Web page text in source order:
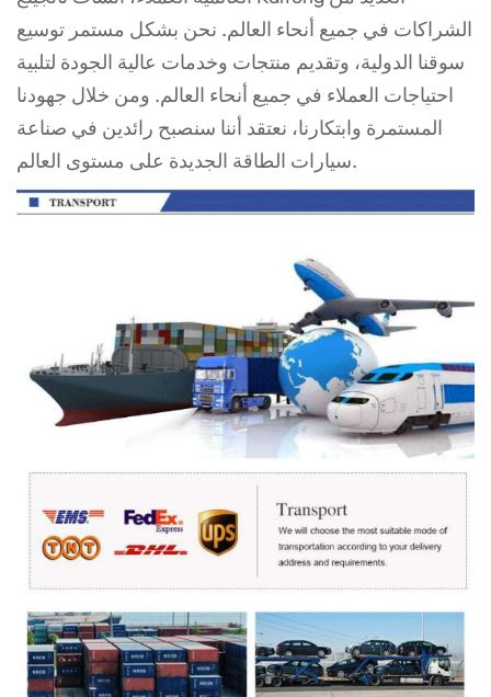
الشراكات في جميع أنحاء العالم. نحن بشكل مستمر توسيع
سوقنا الدولية، وتقديم منتجات وخدمات عالية الجودة لتلبية
احتياجات العملاء في جميع أنحاء العالم. ومن خلال جهودنا
المستمرة وابتكارنا، نعتقد أننا سنصبح رائدين في صناعة
سيارات الطاقة الجديدة على مستوى العالم.